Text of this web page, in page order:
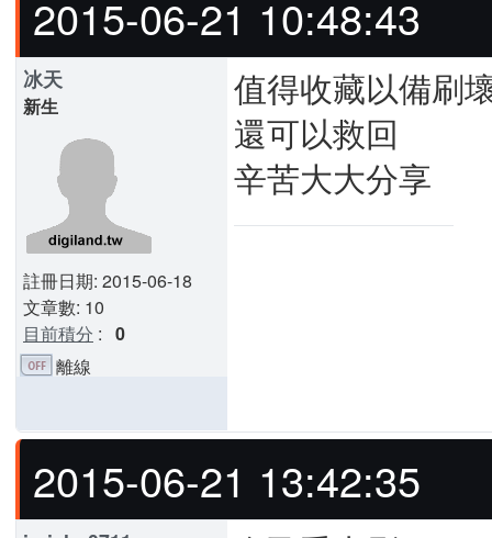
2015-06-21 10:48:43
冰天
新生
註冊日期: 2015-06-18
文章數: 10
目前積分 : 0
值得收藏以備刷
還可以救回
辛苦大大分享
離線
2015-06-21 13:42:35